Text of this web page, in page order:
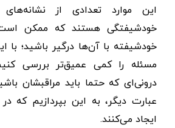
این‌ موارد تعدادی از
خودشیفتگی هستند که ممکن است
خودشیفته با آن‌ها درگیر باشید؛ با
مسئله را کمی عمیق‌تر بررسی
درونی‌ای که حتما باید مراقبشان
عبارت دیگر، به این‌ بپردازیم که
ایجاد می‌کنند.